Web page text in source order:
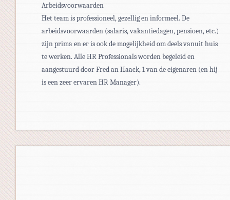
Arbeidsvoorwaarden
Het team is professioneel, gezellig en informeel. De
arbeidsvoorwaarden (salaris, vakantiedagen, pensioen, etc.)
zijn prima en er is ook de mogelijkheid om deels vanuit huis
te werken. Alle HR Professionals worden begeleid en
aangestuurd door Fred an Haack, 1 van de eigenaren (en hij
is een zeer ervaren HR Manager).